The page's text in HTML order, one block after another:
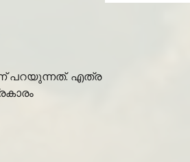
പറയുന്നത്. എത്ര